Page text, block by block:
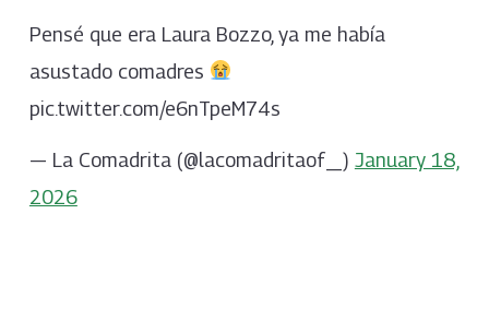
Pensé que era Laura Bozzo, ya me había
asustado comadres
pic.twitter.com/e6nTpeM74s
— La Comadrita (@lacomadritaof_) January 18,
2026